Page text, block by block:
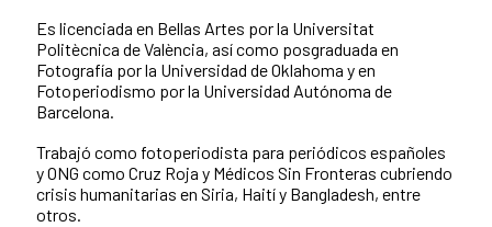
Es licenciada en Bellas Artes por la Universitat
Politècnica de València, así como posgraduada en
Fotografía por la Universidad de Oklahoma y en
Fotoperiodismo por la Universidad Autónoma de
Barcelona.
Trabajó como fotoperiodista para periódicos españoles
y ONG como Cruz Roja y Médicos Sin Fronteras cubriendo
crisis humanitarias en Siria, Haití y Bangladesh, entre
otros.